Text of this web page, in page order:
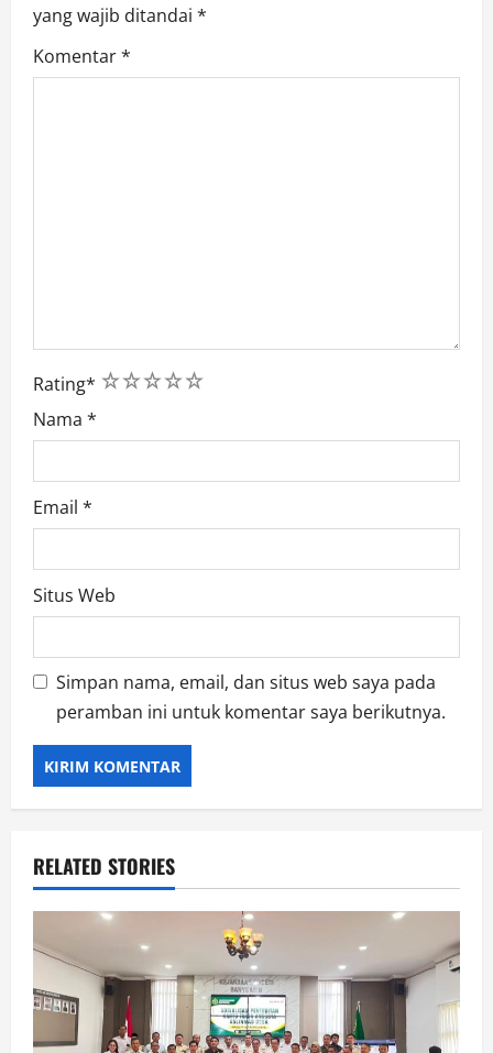
yang wajib ditandai *
Komentar*
Rating* 5
4
3
2
1
Nama *
Email *
Situs Web
Simpan nama, email, dan situs web saya pada
peramban ini untuk komentar saya berikutnya.
RELATED STORIES